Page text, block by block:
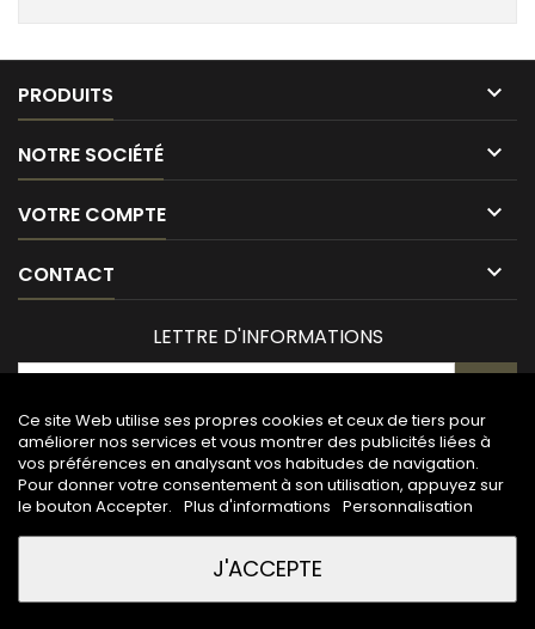
PRODUITS 
NOTRE SOCIÉTÉ 
VOTRE COMPTE 
CONTACT 
Ce site Web utilise ses propres cookies et ceux de tiers pour
améliorer nos services et vous montrer des publicités liées à
vos préférences en analysant vos habitudes de navigation.
Pour donner votre consentement à son utilisation, appuyez sur
le bouton Accepter. Plus d'informations Personnalisation
J'ACCEPTE
LETTRE D'INFORMATIONS